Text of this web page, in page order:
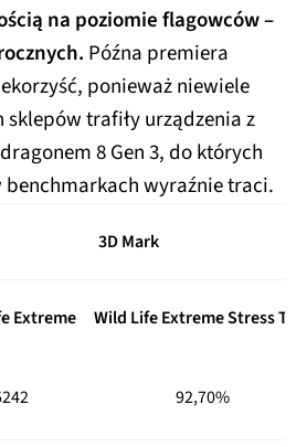
2547
6396
2910 7305
1375 4015
2192
6648
1982
1980 5202
7201
na poziomie flagowców –
Późna premiera
ponieważ niewiele
trafiły urządzenia z
8 Gen 3, do których
benchmarkach wyraźnie traci.
3D Mark
Extreme Wild Life Extreme Stress
92,70%